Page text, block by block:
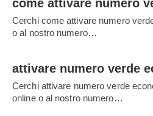
come attivare numero
Cerchi come attivare numero
o al nostro numero…
attivare numero verde
Cerchi attivare numero verde
online o al nostro numero…